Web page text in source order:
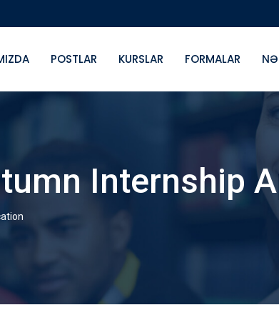
POSTLAR KURSLAR FORMALAR
Internship